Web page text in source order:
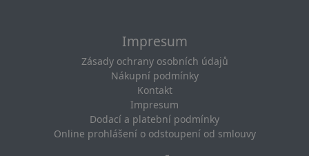
Impresum
Zásady ochrany osobních údajů
Nákupní podmínky
Kontakt
Impresum
Dodací a platební podmínky
Online prohlášení o odstoupení od smlouvy